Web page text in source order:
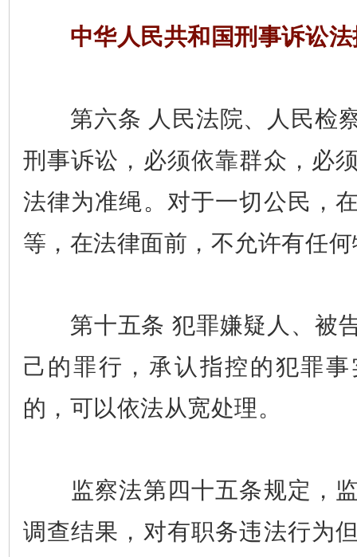
中华人民共和国刑事诉讼法
第六条 人民法院、人民检
刑事诉讼，必须依靠群众，必
法律为准绳。对于一切公民，
等，在法律面前，不允许有任
第十五条 犯罪嫌疑人、被
己的罪行，承认指控的犯罪
的，可以依法从宽处理。
监察法第四十五条规定，监
调查结果，对有职务违法行为